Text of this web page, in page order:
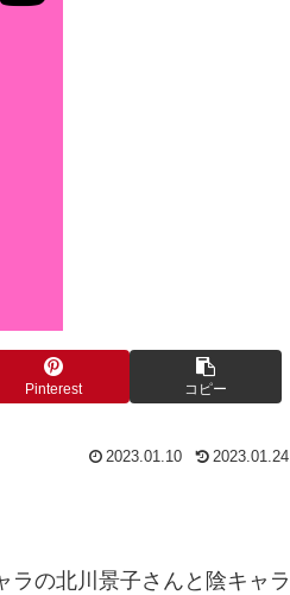
Pinterest コピー
2023.01.10 2023.01.24
ラの北川景子さんと陰キャラ